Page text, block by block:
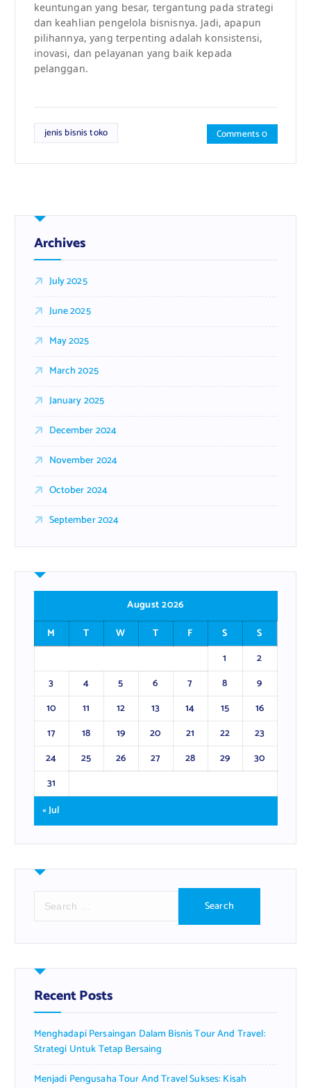
keuntungan yang besar, tergantung pada strategi
dan keahlian pengelola bisnisnya. Jadi, apapun
pilihannya, yang terpenting adalah konsistensi,
inovasi, dan pelayanan yang baik kepada
pelanggan.
jenis bisnis toko Comments 0
Archives
July 2025
June 2025
May 2025
March 2025
January 2025
December 2024
November 2024
October 2024
September 2024
August 2026
M
T W T F S
S
1
2
3
4 5 6 7 8
9
10
11 12 13 14 15
16
17
18 19 20 21 22
23
24
25 26 27 28 29
30
31
« Jul
r
h
f
o
:
Recent Posts
Menghadapi Persaingan Dalam Bisnis Tour And Travel:
Strategi Untuk Tetap Bersaing
Menjadi Pengusaha Tour And Travel Sukses: Kisah